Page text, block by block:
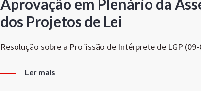
Aprovação em Plenário da
dos Projetos de Lei
Resolução sobre a Profissão de Intérprete de LGP (09-
Ler mais